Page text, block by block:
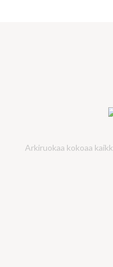
Arkiruokaa kokoaa